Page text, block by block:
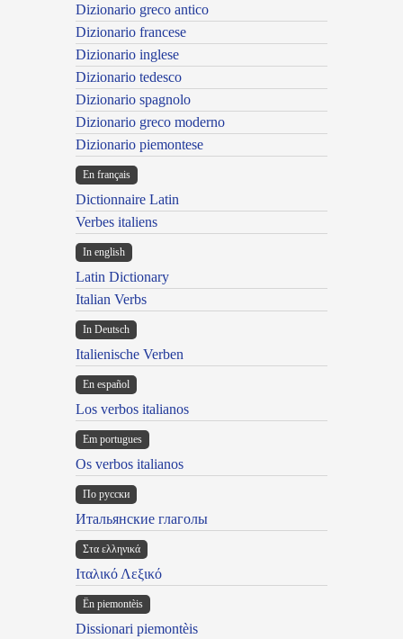
Dizionario greco antico
Dizionario francese
Dizionario inglese
Dizionario tedesco
Dizionario spagnolo
Dizionario greco moderno
Dizionario piemontese
En français
Dictionnaire Latin
Verbes italiens
In english
Latin Dictionary
Italian Verbs
In Deutsch
Italienische Verben
En español
Los verbos italianos
Em portugues
Os verbos italianos
По русски
Итальянские глаголы
Στα ελληνικά
Ιταλικό Λεξικό
Ën piemontèis
Dissionari piemontèis